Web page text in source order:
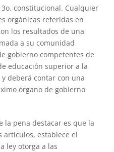
constitucional. Cualquier
orgánicas referidas en
los resultados de una
a su comunidad
gobierno competentes de
educación superior a la
deberá contar con una
órgano de gobierno
la pena destacar es que la
artículos, establece el
ley otorga a las